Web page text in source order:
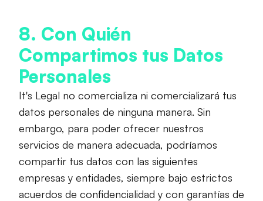
8. Con Quién
Compartimos tus Datos
Personales
It's Legal no comercializa ni comercializará tus
datos personales de ninguna manera. Sin
embargo, para poder ofrecer nuestros
servicios de manera adecuada, podríamos
compartir tus datos con las siguientes
empresas y entidades, siempre bajo estrictos
acuerdos de confidencialidad y con garantías de